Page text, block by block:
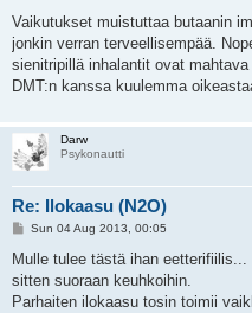
s
Vaikutukset muistuttaa butaanin
jonkin verran terveellisempää.
sienitripillä inhalantit ovat
DMT:n kanssa kuulemma
Darw
Psykonautti
Re: Ilokaasu (N2O)
P
s
Sun 04 Aug 2013, 00:05
Mulle tulee tästä ihan
sitten suoraan keuhkoihin.
Parhaiten ilokaasu tosin toimii